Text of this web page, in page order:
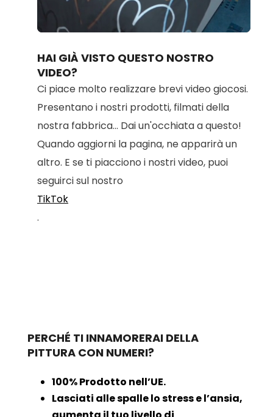
Unmute Loaded
HAI GIÀ VISTO QUESTO NOSTRO
VIDEO?
Ci piace molto realizzare brevi video giocosi.
Presentano i nostri prodotti, filmati della
nostra fabbrica... Dai un'occhiata a questo!
Quando aggiorni la pagina, ne apparirà un
altro. E se ti piacciono i nostri video, puoi
seguirci sul nostro
TikTok
.
PERCHÉ TI INNAMORERAI DELLA
PITTURA CON NUMERI?
100% Prodotto nell’UE.
Lasciati alle spalle lo stress e l’ansia,